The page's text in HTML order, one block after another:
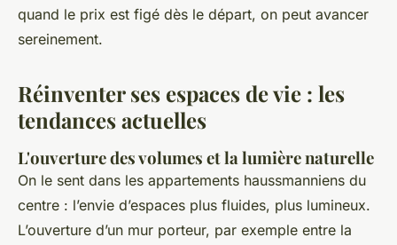
quand le prix est figé dès le départ, on peut avancer
sereinement.
Réinventer ses espaces de vie : les
tendances actuelles
L'ouverture des volumes et la lumière naturelle
On le sent dans les appartements haussmanniens du
centre : l’envie d’espaces plus fluides, plus lumineux.
L’ouverture d’un mur porteur, par exemple entre la